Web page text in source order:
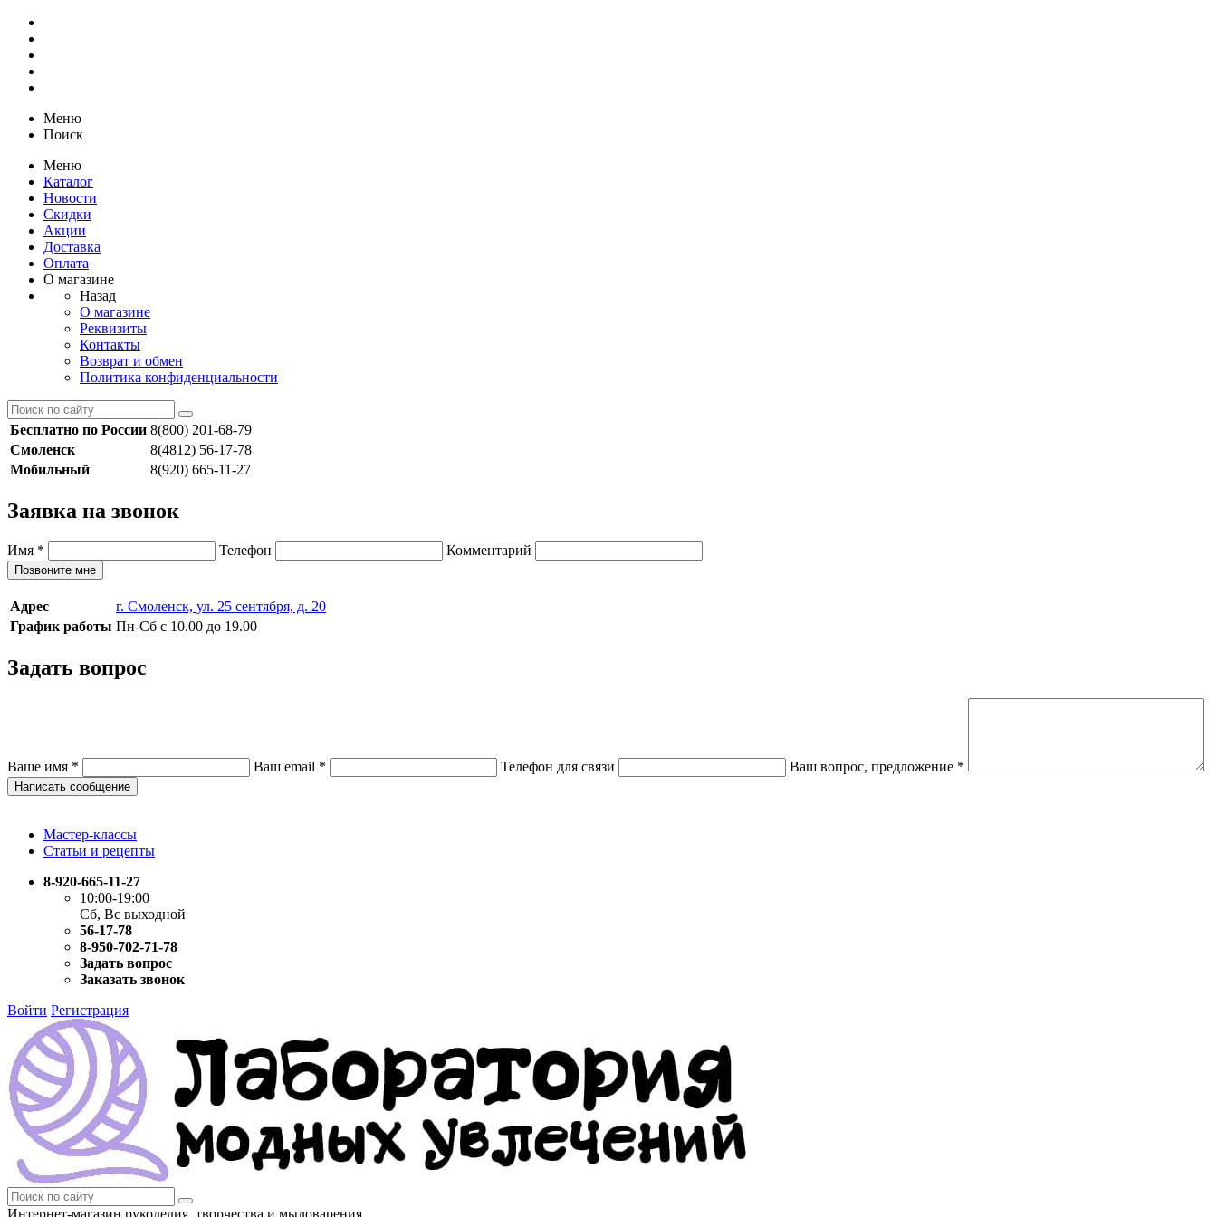
Меню
Поиск
Меню
Каталог
Новости
Скидки
Акции
Доставка
Оплата
О магазине
Назад
О магазине
Реквизиты
Контакты
Возврат и обмен
Политика конфиденциальности
Бесплатно по России 8(800) 201-68-79
Смоленск
8(4812) 56-17-78
Мобильный
8(920) 665-11-27
Заявка на звонок
Имя * Телефон Комментарий
Позвоните мне
Адрес
г. Смоленск, ул. 25 сентября, д. 20
График работы Пн-Сб с 10.00 до 19.00
Задать вопрос
Ваше имя * Ваш email * Телефон для связи Ваш вопрос, предложение *
Написать сообщение
Мастер-классы
Статьи и рецепты
8-920-665-11-27
10:00-19:00
Сб, Вс выходной
56-17-78
8-950-702-71-78
Задать вопрос
Заказать звонок
Войти Регистрация
Интернет-магазин рукоделия, творчества и мыловарения.